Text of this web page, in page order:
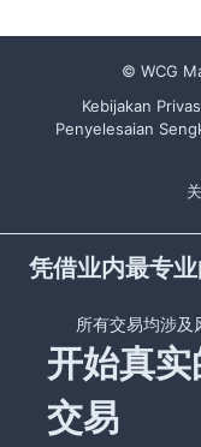
© WCG
Kebijakan
Penyelesaian
凭借业内最专
所有交易均涉及
开始真
交易